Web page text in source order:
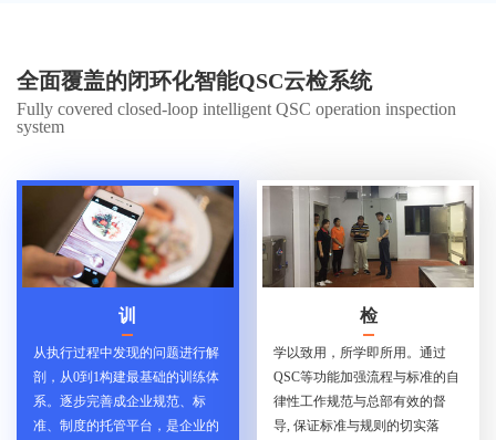
全面覆盖的闭环化智能QSC云检系统
Fully covered closed-loop intelligent QSC operation inspection
system
训
从执行过程中发现的问题进行解
剖，从0到1构建最基础的训练体
系。逐步完善成企业规范、标
准、制度的托管平台，是企业的
检
学以致用，所学即所用。通过
QSC等功能加强流程与标准的自
律性工作规范与总部有效的督
导, 保证标准与规则的切实落